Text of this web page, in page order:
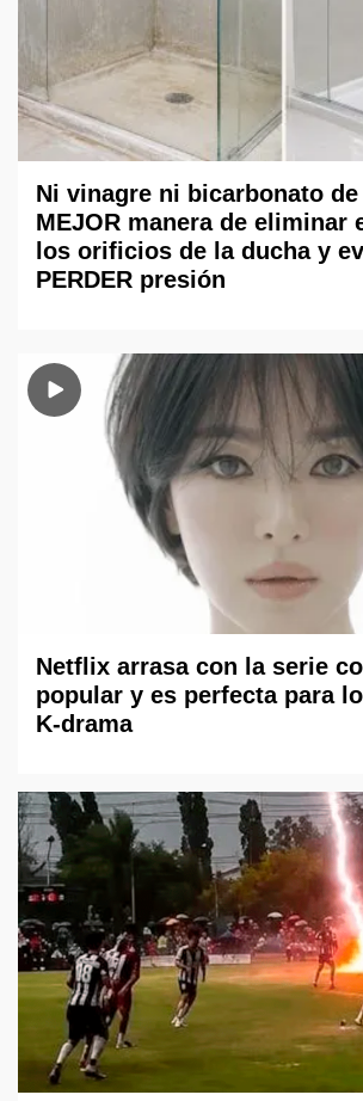
Ni vinagre ni bicarbonato
MEJOR manera de eliminar
los orificios de la ducha y
PERDER presión
Netflix arrasa con la serie
popular y es perfecta para
K-drama